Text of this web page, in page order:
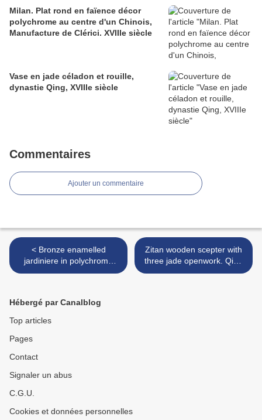
Milan. Plat rond en faïence décor
polychrome au centre d'un Chinois,
Manufacture de Clérici. XVIIIe siècle
Vase en jade céladon et rouille,
dynastie Qing, XVIIIe siècle
Commentaires
Ajouter un commentaire
< Bronze enamelled
jardiniere in polychrome
decoration with flowers and
Zitan wooden scepter with
three jade openwork. Qing
Dynasty >
Hébergé par Canalblog
Top articles
Pages
Contact
Signaler un abus
C.G.U.
Cookies et données personnelles